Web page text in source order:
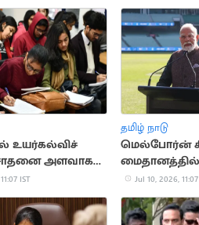
உயர்கல்விச்
அளவாக
IST
தமிழ் நாடு
மெல்போர்ன்
மைதானத்தில்
உற்சாக
Jul 10, 2026,